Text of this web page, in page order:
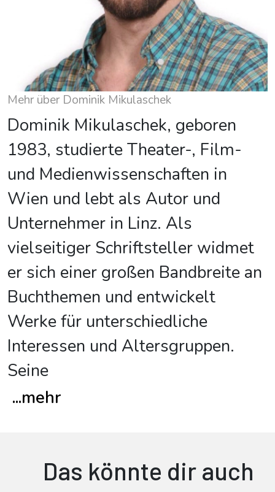
Mehr über Dominik Mikulaschek
Dominik Mikulaschek, geboren
1983, studierte Theater-, Film-
und Medienwissenschaften in
Wien und lebt als Autor und
Unternehmer in Linz. Als
vielseitiger Schriftsteller widmet
er sich einer großen Bandbreite an
Buchthemen und entwickelt
Werke für unterschiedliche
Interessen und Altersgruppen.
Seine
...mehr
Das könnte dir auch